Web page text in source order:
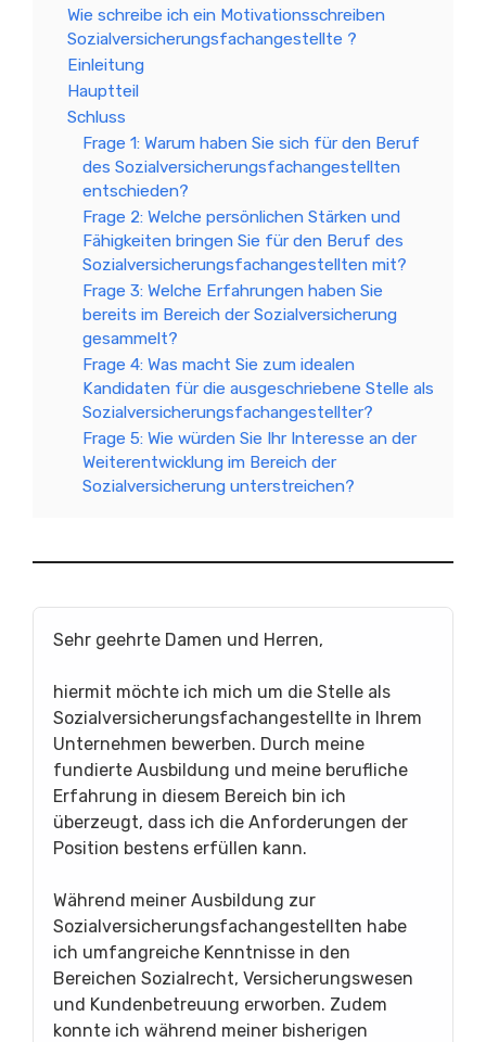
Wie schreibe ich ein Motivationsschreiben
Sozialversicherungsfachangestellte ?
Einleitung
Hauptteil
Schluss
Frage 1: Warum haben Sie sich für den Beruf
des Sozialversicherungsfachangestellten
entschieden?
Frage 2: Welche persönlichen Stärken und
Fähigkeiten bringen Sie für den Beruf des
Sozialversicherungsfachangestellten mit?
Frage 3: Welche Erfahrungen haben Sie
bereits im Bereich der Sozialversicherung
gesammelt?
Frage 4: Was macht Sie zum idealen
Kandidaten für die ausgeschriebene Stelle als
Sozialversicherungsfachangestellter?
Frage 5: Wie würden Sie Ihr Interesse an der
Weiterentwicklung im Bereich der
Sozialversicherung unterstreichen?
Sehr geehrte Damen und Herren,
hiermit möchte ich mich um die Stelle als
Sozialversicherungsfachangestellte in Ihrem
Unternehmen bewerben. Durch meine
fundierte Ausbildung und meine berufliche
Erfahrung in diesem Bereich bin ich
überzeugt, dass ich die Anforderungen der
Position bestens erfüllen kann.
Während meiner Ausbildung zur
Sozialversicherungsfachangestellten habe
ich umfangreiche Kenntnisse in den
Bereichen Sozialrecht, Versicherungswesen
und Kundenbetreuung erworben. Zudem
konnte ich während meiner bisherigen